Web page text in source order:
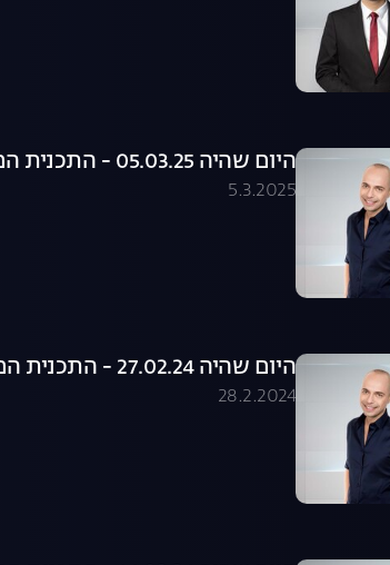
היום שהיה 05.03.25 - התכנית המלאה
5.3.2025
היום שהיה 27.02.24 - התכנית המלאה
28.2.2024